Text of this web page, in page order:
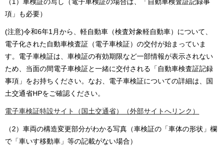
項」も必要）
(注意)令和6年1月から、軽自動車（検査対象軽自動車）について、
電子化された自動車検査証（電子車検証）の交付が始まっていま
す。電子車検証は、車検証の有効期限など一部情報が表示されない
ため、当面の間電子車検証と一緒に交付される「自動車検査証記録
事項」をお持ちください。なお、電子車検証についての詳細は、国
土交通省HPをご確認ください。
電子車検証特設サイト（国土交通省）（外部サイトへリンク）
（2）車両の構造変更部分がわかる写真（車検証の「車体の形状」欄
で「車いす移動車」等の記載がない場合）